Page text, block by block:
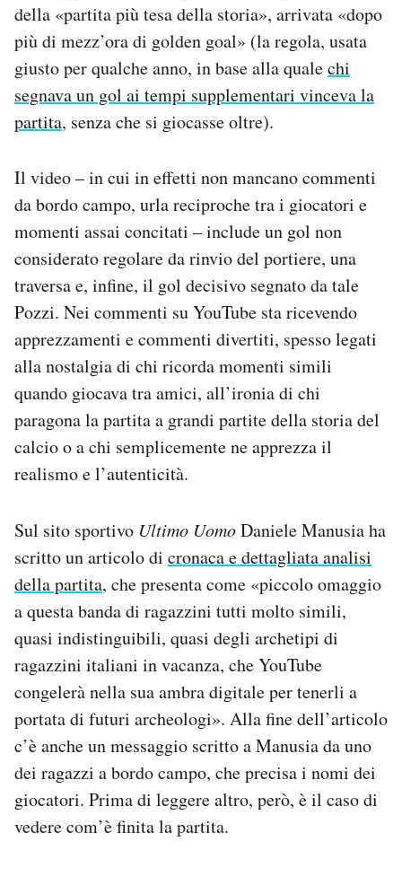
Newsletter
Notifiche mobile
Regala il Post
Hai bisogno di aiuto?
Esci
della «partita più tesa della storia», arrivata «dopo
più di mezz’ora di golden goal» (la regola, usata
giusto per qualche anno, in base alla qualechi
segnava un gol ai tempi supplementari vinceva la
partita, senza che si giocasse oltre).
Il video – in cui in effetti non mancano commenti
da bordo campo, urla reciproche tra i giocatori e
momenti assai concitati – include un gol non
considerato regolare da rinvio del portiere, una
traversa e, infine, il gol decisivo segnato da tale
Pozzi. Nei commenti su YouTube sta ricevendo
apprezzamenti e commenti divertiti, spesso legati
alla nostalgia di chi ricorda momenti simili
quando giocava tra amici, all’ironia di chi
paragona la partita a grandi partite della storia del
calcio o a chi semplicemente ne apprezza il
realismo e l’autenticità.
Sul sito sportivo Ultimo UomoDaniele Manusia ha
scritto un articolo di cronaca e dettagliata analisi
della partita, che presenta come «piccolo omaggio
a questa banda di ragazzini tutti molto simili,
quasi indistinguibili, quasi degli archetipi di
ragazzini italiani in vacanza, che YouTube
congelerà nella sua ambra digitale per tenerli a
portata di futuri archeologi». Alla fine dell’articolo
c’è anche un messaggio scritto a Manusia da uno
dei ragazzi a bordo campo, che precisa i nomi dei
giocatori. Prima di leggere altro, però, è il caso di
vedere com’è finita la partita.